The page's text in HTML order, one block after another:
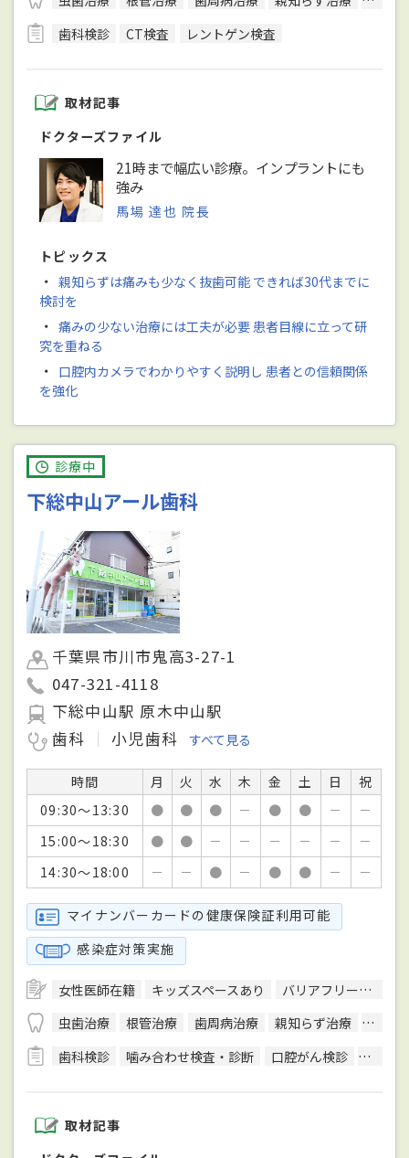
歯科検診
CT検査 レントゲン検査
取材記事
ドクターズファイル
21時まで幅広い診療。インプラントにも
強み
馬場 達也 院長
トピックス
・ 親知らずは痛みも少なく抜歯可能 できれば30代までに
検討を
・ 痛みの少ない治療には工夫が必要 患者目線に立って研
究を重ねる
・ 口腔内カメラでわかりやすく説明し 患者との信頼関係
を強化
診療中
下総中山アール歯科
千葉県市川市鬼高3-27-1
047-321-4118
下総中山駅 原木中山駅
歯科
小児歯科 すべて見る
時間 月 火 水 木 金 土 日
祝
09:30～13:30
● ● ● － ● ● －
－
15:00～18:30
● ● － － － － －
－
14:30～18:00
－ － ● － ● ● － －
マイナンバーカードの健康保険証利用可能
感染症対策実施
女性医師在籍 キッズスペースあり バリアフリー対応
虫歯治療
根管治療 歯周病治療 親知らず治療
顎関
歯科検診
噛み合わせ検査・診断 口腔がん検診 唾液検
取材記事